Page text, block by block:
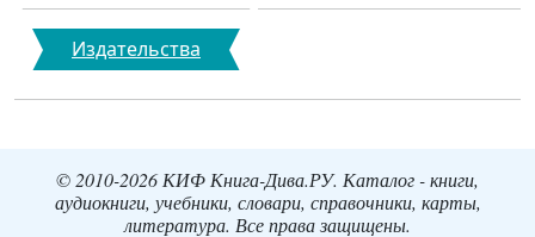
Издательства
© 2010-2026 КИФ Книга-Дива.РУ. Каталог - книги,
аудиокниги, учебники, словари, справочники, карты,
литература. Все права защищены.